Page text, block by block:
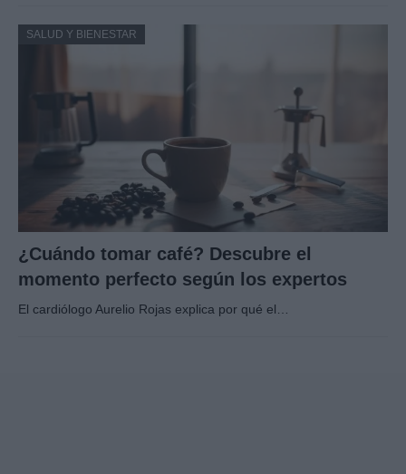
SALUD Y BIENESTAR
¿Cuándo tomar café? Descubre el
momento perfecto según los expertos
El cardiólogo Aurelio Rojas explica por qué el…